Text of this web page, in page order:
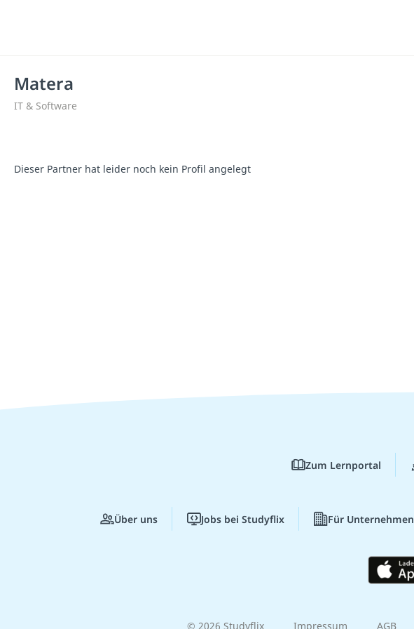
Matera
IT & Software
Dieser Partner hat leider noch kein Profil angelegt
Zum Lernportal
Über uns Jobs bei Studyflix Für Unternehmen
© 2026 Studyflix Impressum AGB